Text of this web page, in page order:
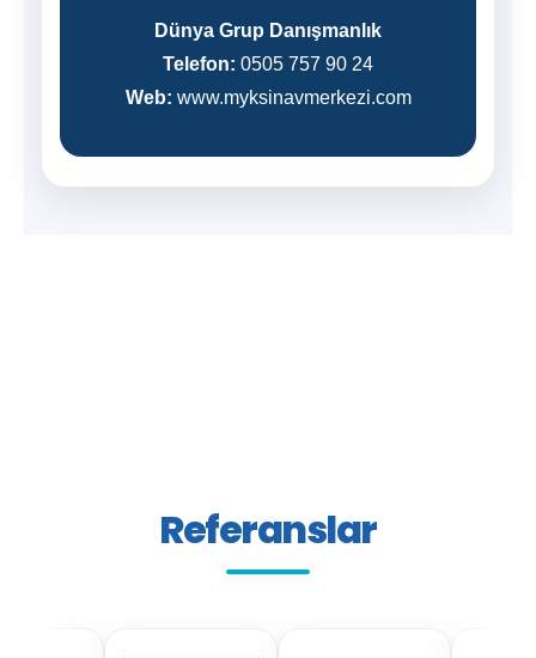
Dünya Grup Danışmanlık
Telefon: 0505 757 90 24
Web: www.myksinavmerkezi.com
Referanslar